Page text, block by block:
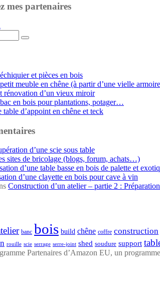
mes partenaires
et pièces en bois
meuble en chêne (à partir d’une vielle
rénovation d’un vieux miroir
en bois pour plantations, potager…
table d’appoint en chêne et teck
d’une scie sous table
sites de bricolage (blogs, forum, achats…)
d’une table basse en bois de palette et
d’une clayette en bois pour cave à vin
Construction d’un atelier – partie 2 :
banc bois build chêne coffre construction
rouille scie serrage serre-joint shed soudure support
Partenaires d’Amazon EU, un